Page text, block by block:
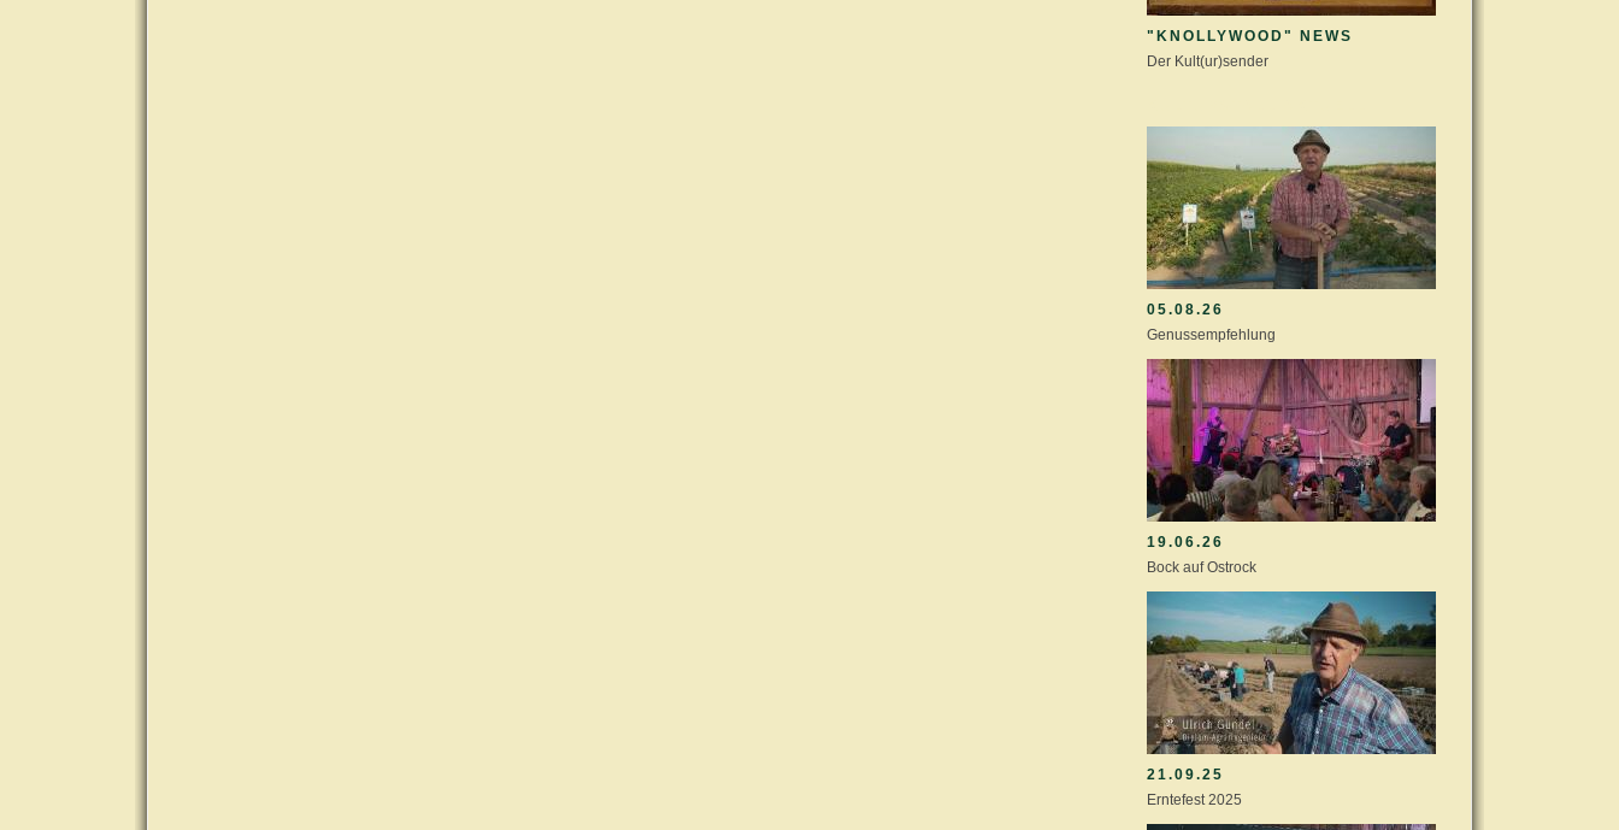
"KNOLLYWOOD" NEWS
Der Kult(ur)sender
05.08.26
Genussempfehlung
19.06.26
Bock auf Ostrock
21.09.25
Erntefest 2025